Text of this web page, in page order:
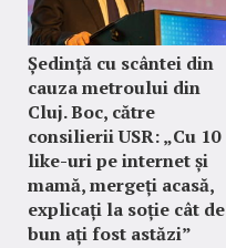
Ședință cu scântei din
cauza metroului din
Cluj. Boc, către
consilierii USR: „Cu 10
like-uri pe internet și
mamă, mergeți acasă,
explicați la soție cât de
bun ați fost astăzi”